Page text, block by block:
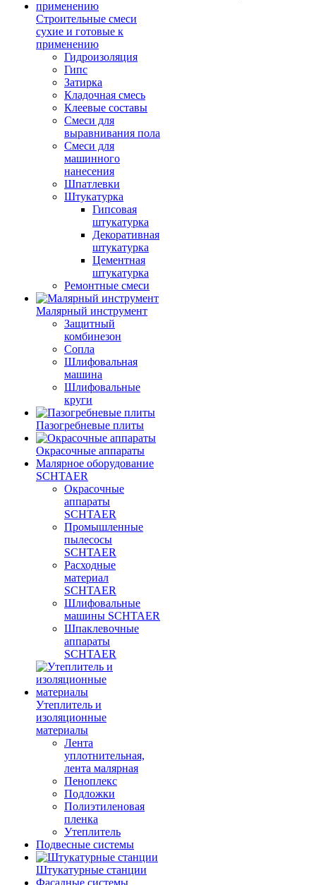
Строительные смеси
сухие и готовые к
применению
Гидроизоляция
Гипс
Затирка
Кладочная смесь
Клеевые составы
Смеси для
выравнивания пола
Смеси для
машинного
нанесения
Шпатлевки
Штукатурка
Гипсовая
штукатурка
Декоративная
штукатурка
Цементная
штукатурка
Ремонтные смеси
Малярный инструмент
Защитный
комбинезон
Сопла
Шлифовальная
машина
Шлифовальные
круги
Пазогребневые плиты
Окрасочные аппараты
Малярное оборудование
SCHTAER
Окрасочные
аппараты
SCHTAER
Промышленные
пылесосы
SCHTAER
Расходные
материал
SCHTAER
Шлифовальные
машины SCHTAER
Шпаклевочные
аппараты
SCHTAER
Утеплитель и
изоляционные
материалы
Лента
уплотнительная,
лента малярная
Пеноплекс
Подложки
Полиэтиленовая
пленка
Утеплитель
Подвесные системы
Штукатурные станции
Фасадные системы